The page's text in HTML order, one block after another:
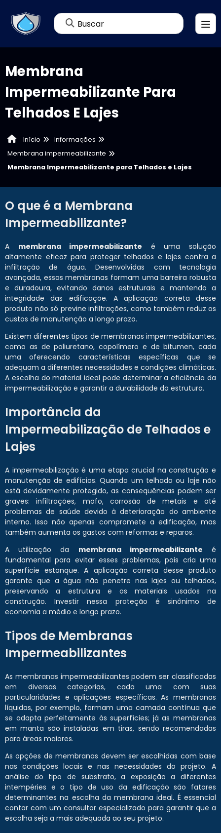
Buscar
Membrana
Impermeabilizante Para
Telhados E Lajes
Início
Informações
Membrana impermeabilizante
Membrana Impermeabilizante para Telhados e Lajes
O que é a Membrana
Impermeabilizante?
A membrana impermeabilizante é uma solução
altamente eficaz para proteger telhados e lajes contra a
infiltração de água. Desenvolvidas com tecnologia
avançada, essas membranas formam uma barreira robusta
e duradoura, evitando danos estruturais e mantendo a
integridade das edificaçõe. A aplicação correta desse
produto não só previne infiltrações, como também reduz os
custos de manutenção a longo prazo.
Existem diferentes tipos de membranas impermeabilizantes,
como as de poliuretano, copolímero e de bitumen, cada
uma oferecendo características específicas que se
adequam a diferentes necessidades e condições climáticas.
A escolha do material ideal pode determinar a eficiência da
impermeabilização e garantir a durabilidade da estrutura.
Importância da
Impermeabilização de Telhados e
Lajes
A impermeabilização é uma etapa crucial na construção e
manutenção de edifícios. Quando um telhado ou laje não
está devidamente protegido, as consequências podem ser
graves: infiltrações, mofo, corrosão de metais e até
problemas de saúde devido à deterioração do ambiente
interno. Isso não apenas compromete a edificação, mas
também aumenta os gastos com reformas e reparos.
A utilização da membrana impermeabilizante é
fundamental para evitar esses problemas, pois cria uma
superfície estanque. A aplicação correta desse produto
garante que a água não penetre nas lajes ou telhados,
preservando a estrutura e os materiais usados na
construção. Investir nessa proteção é sinônimo de
economia a médio e longo prazo.
Tipos de Membranas
Impermeabilizantes
As membranas impermeabilizantes podem ser classificadas
em diversas categorias, cada uma com suas
particularidades e aplicações específicas. As membranas
líquidas, por exemplo, formam uma camada contínua que
se adapta perfeitamente às superfícies; já as membranas
em manta são instaladas em tiras, sendo recomendadas
para áreas maiores.
As opções de membranas devem ser escolhidas com base
nas condições locais e nas necessidades do projeto. A
análise do tipo de substrato, a exposição a diferentes
intempéries e o tipo de uso da edificação são fatores
determinantes na escolha da membrana ideal. É essencial
contar com um consultor especializado para garantir que a
escolha seja a mais adequada ao seu projeto.